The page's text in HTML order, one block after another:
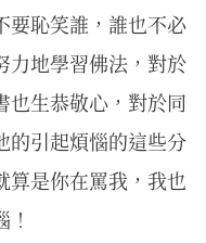
要恥笑誰，誰也不必
力地學習佛法，對於
也生恭敬心，對於同
的引起煩惱的這些分
算是你在罵我，我也